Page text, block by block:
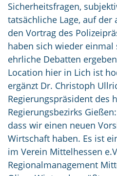
Sicherheitsfragen,
tatsächliche Lage, auf der
den Vortrag des
haben sich wieder einmal
ehrliche Debatten
Location hier in Lich ist
ergänzt Dr. Christoph
Regierungspräsident des
Regierungsbezirks
dass wir einen neuen
Wirtschaft haben. Es ist
im Verein Mittelhessen
Regionalmanagement